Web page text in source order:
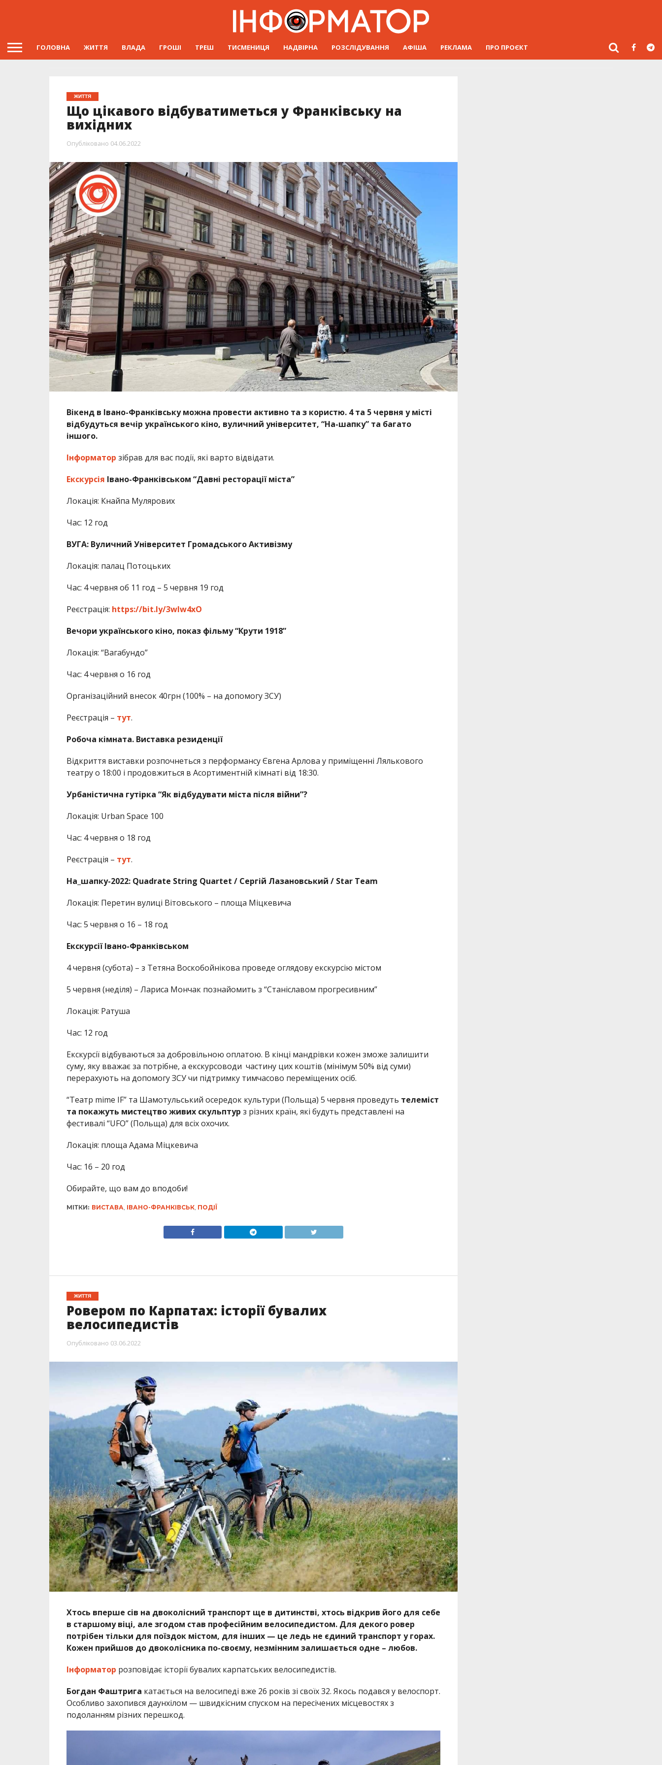
ГОЛОВНА ЖИТТЯ ВЛАДА ГРОШІ ТРЕШ ТИСМЕНИЦЯ НАДВІРНА РОЗСЛІДУВАННЯ АФІША РЕКЛАМА ПРО ПРОЄКТ
ЖИТТЯ
Що цікавого відбуватиметься у Франківську на
вихідних
Опубліковано 04.06.2022
Вікенд в Івано-Франківську можна провести активно та з користю. 4 та 5 червня у місті
відбудуться вечір українського кіно, вуличний університет, “На-шапку” та багато
іншого.
Інформатор зібрав для вас події, які варто відвідати.
Екскурсія Івано-Франківськом “Давні ресторації міста”
Локація: Кнайпа Мулярових
Час: 12 год
ВУГА: Вуличний Університет Громадського Активізму
Локація: палац Потоцьких
Час: 4 червня об 11 год – 5 червня 19 год
Реєстрація: https://bit.ly/3wIw4xO
Вечори українського кіно, показ фільму “Крути 1918”
Локація: “Вагабундо”
Час: 4 червня о 16 год
Організаційний внесок 40грн (100% – на допомогу ЗСУ)
Реєстрація – тут.
Робоча кімната. Виставка резиденції
Відкриття виставки розпочнеться з перформансу Євгена Арлова у приміщенні Лялькового
театру о 18:00 і продовжиться в Асортиментній кімнаті від 18:30.
Урбаністична гутірка “Як відбудувати міста після війни”?
Локація: Urban Space 100
Час: 4 червня о 18 год
Реєстрація – тут.
На_шапку-2022: Quadrate String Quartet / Сергій Лазановський / Star Team
Локація: Перетин вулиці Вітовського – площа Міцкевича
Час: 5 червня о 16 – 18 год
Екскурсії Івано-Франківськом
4 червня (субота) – з Тетяна Воскобойнікова проведе оглядову екскурсію містом
5 червня (неділя) – Лариса Мончак познайомить з “Станіславом прогресивним”
Локація: Ратуша
Час: 12 год
Екскурсії відбуваються за добровільною оплатою. В кінці мандрівки кожен зможе залишити
суму, яку вважає за потрібне, а екскурсоводи частину цих коштів (мінімум 50% від суми)
перерахують на допомогу ЗСУ чи підтримку тимчасово переміщених осіб.
“Театр mime IF” та Шамотульський осередок культури (Польща) 5 червня проведуть телеміст
та покажуть мистецтво живих скульптур з різних країн, які будуть представлені на
фестивалі “UFO” (Польща) для всіх охочих.
Локація: площа Адама Міцкевича
Час: 16 – 20 год
Обирайте, що вам до вподоби!
МІТКИ: ВИСТАВА, ІВАНО-ФРАНКІВСЬК, ПОДІЇ
ЖИТТЯ
Ровером по Карпатах: історії бувалих
велосипедистів
Опубліковано 03.06.2022
Хтось вперше сів на двоколісний транспорт ще в дитинстві, хтось відкрив його для себе
в старшому віці, але згодом став професійним велосипедистом. Для декого ровер
потрібен тільки для поїздок містом, для інших — це ледь не єдиний транспорт у горах.
Кожен прийшов до двоколісника по-своєму, незмінним залишається одне – любов.
Інформатор розповідає історії бувалих карпатських велосипедистів.
Богдан Фаштрига катається на велосипеді вже 26 років зі своїх 32. Якось подався у велоспорт.
Особливо захопився даунхілом — швидкісним спуском на пересічених місцевостях з
подоланням різних перешкод.